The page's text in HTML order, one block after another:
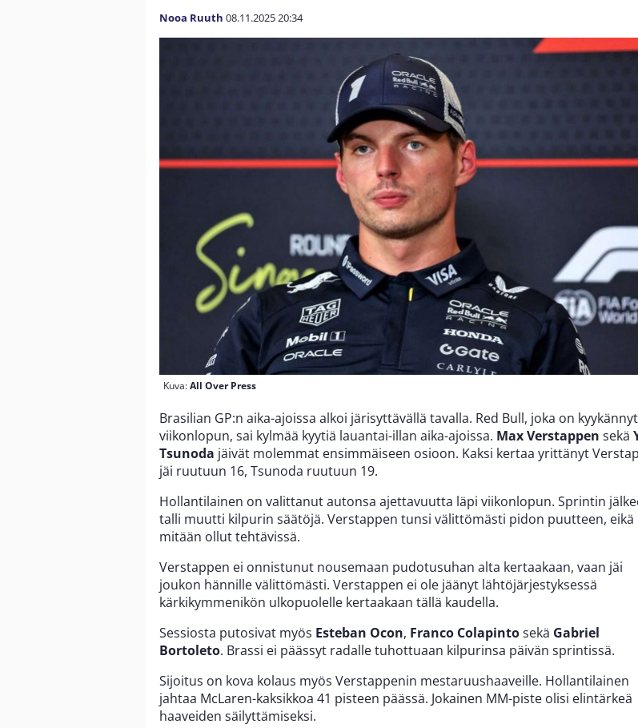
Nooa Ruuth 08.11.202520:34
Kuva:All Over Press
Brasilian GP:n aika-ajoissa alkoi järisyttävällä tavalla. Red Bull, joka on
viikonlopun, sai kylmää kyytiä lauantai-illan aika-ajoissa. Max Verstappen sekä
Tsunoda jäivät molemmat ensimmäiseen osioon. Kaksi kertaa yrittänyt
jäi ruutuun 16, Tsunoda ruutuun 19.
Hollantilainen on valittanut autonsa ajettavuutta läpi viikonlopun. Sprintin
talli muutti kilpurin säätöjä. Verstappen tunsi välittömästi pidon puutteen, eikä
mitään ollut tehtävissä.
Verstappen ei onnistunut nousemaan pudotusuhan alta kertaakaan, vaan jäi
joukon hännille välittömästi. Verstappen ei ole jäänyt lähtöjärjestyksessä
kärkikymmenikön ulkopuolelle kertaakaan tällä kaudella.
Sessiosta putosivat myös Esteban Ocon, Franco Colapintosekä Gabriel
Bortoleto. Brassi ei päässyt radalle tuhottuaan kilpurinsa päivän sprintissä.
Sijoitus on kova kolaus myös Verstappenin mestaruushaaveille. Hollantilainen
jahtaa McLaren-kaksikkoa 41 pisteen päässä. Jokainen MM-piste olisi elintärkeä
haaveiden säilyttämiseksi.